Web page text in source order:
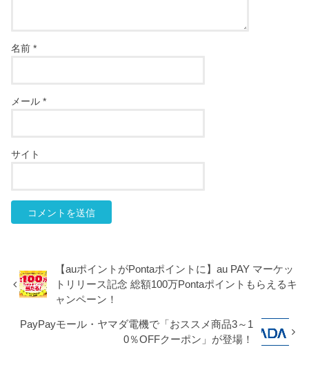
名前*
メール*
サイト
【auポイントがPontaポイントに】au PAY マーケッ
トリリース記念 総額100万Pontaポイントもらえるキ
ャンペーン！
PayPayモール・ヤマダ電機で「おススメ商品3～1
0％OFFクーポン」が登場！